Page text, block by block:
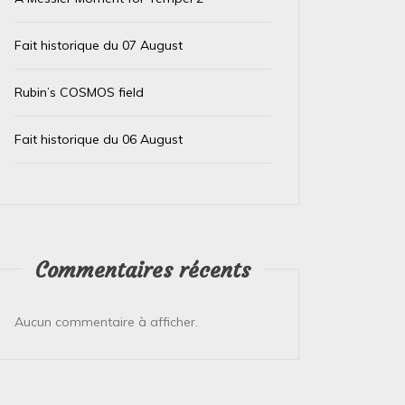
Fait historique du 07 August
Rubin’s COSMOS field
Fait historique du 06 August
Commentaires récents
Aucun commentaire à afficher.